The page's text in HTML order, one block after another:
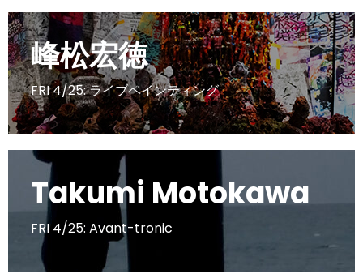
峰松宏徳
FRI 4/25: ライブペインティング
Takumi Motokawa
FRI 4/25: Avant-tronic